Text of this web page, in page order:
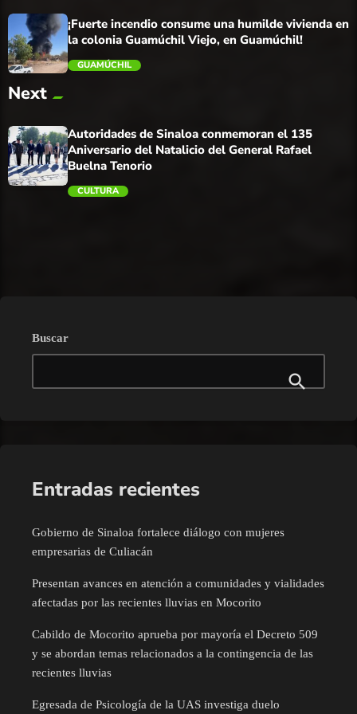
¡Fuerte incendio consume una humilde vivienda en
la colonia Guamúchil Viejo, en Guamúchil!
GUAMÚCHIL
Next
Autoridades de Sinaloa conmemoran el 135
Aniversario del Natalicio del General Rafael
Buelna Tenorio
CULTURA
Buscar
Entradas recientes
Gobierno de Sinaloa fortalece diálogo con mujeres
empresarias de Culiacán
Presentan avances en atención a comunidades y vialidades
afectadas por las recientes lluvias en Mocorito
Cabildo de Mocorito aprueba por mayoría el Decreto 509
y se abordan temas relacionados a la contingencia de las
recientes lluvias
Egresada de Psicología de la UAS investiga duelo